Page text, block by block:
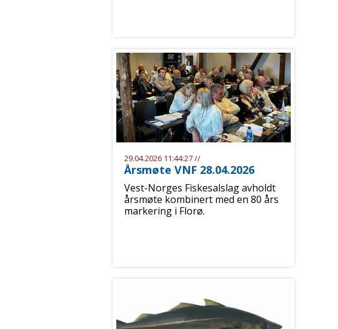
29.04.2026 11:44:27 //
Årsmøte VNF 28.04.2026
Vest-Norges Fiskesalslag avholdt
årsmøte kombinert med en 80 års
markering i Florø.